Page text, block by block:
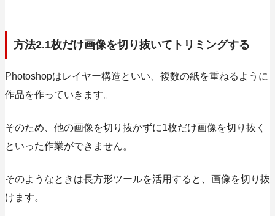
方法2.1枚だけ画像を切り抜いてトリミングする
Photoshopはレイヤー構造といい、複数の紙を重ねるように
作品を作っていきます。
そのため、他の画像を切り抜かずに1枚だけ画像を切り抜く
といった作業ができません。
そのようなときは長方形ツールを活用すると、画像を切り抜
けます。